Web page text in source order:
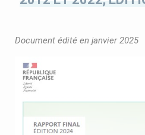
Document édité en janvier 2025